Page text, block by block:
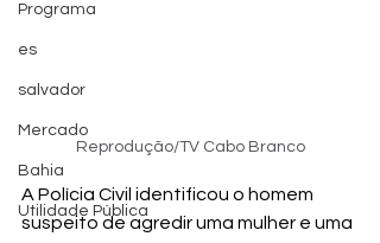
Programa
es
salvador
Mercado
Bahia
Utilidade Pública
Reprodução/TV Cabo Branco
A Polícia Civil identificou o homem
suspeito de agredir uma mulher e uma